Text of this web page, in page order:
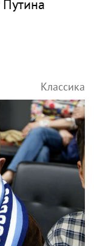
Путина
Классика